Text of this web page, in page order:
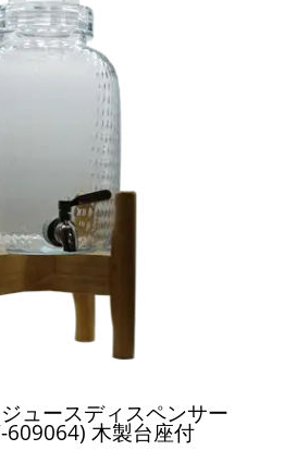
ュースディスペンサー
609064) 木製台座付